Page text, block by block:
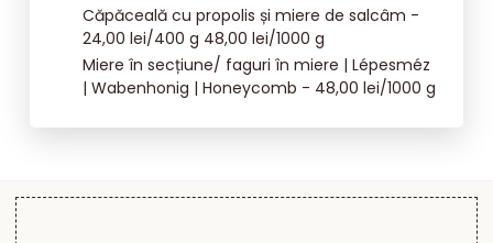
Căpăceală cu propolis și miere de salcâm -
24,00 lei/400 g 48,00 lei/1000 g
Miere în secțiune/ faguri în miere | Lépesméz
| Wabenhonig | Honeycomb - 48,00 lei/1000 g